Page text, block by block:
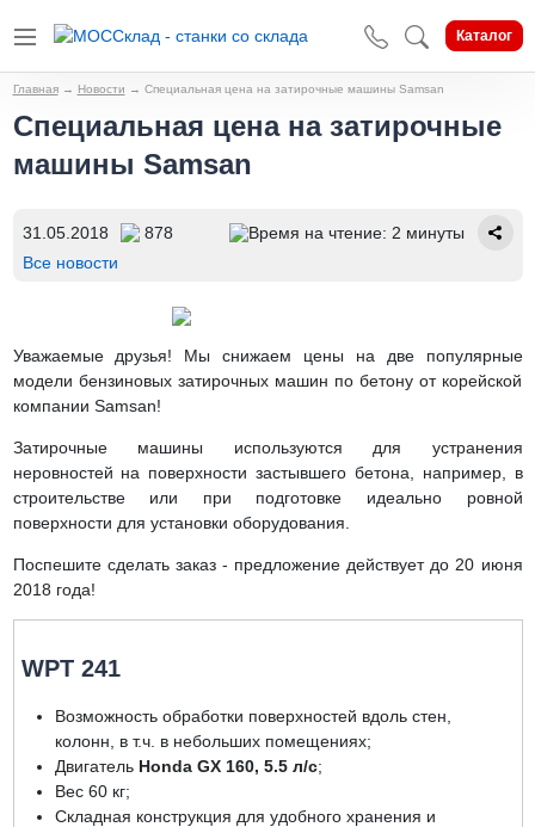
Каталог
Главная → Новости → Специальная цена на затирочные машины Samsan
Специальная цена на затирочные
машины Samsan
31.05.2018 878
Время на чтение: 2 минуты
Все новости
Уважаемые друзья! Мы снижаем цены на две популярные
модели бензиновых затирочных машин по бетону от корейской
компании Samsan!
Затирочные машины используются для устранения
неровностей на поверхности застывшего бетона, например, в
строительстве или при подготовке идеально ровной
поверхности для установки оборудования.
Поспешите сделать заказ - предложение действует до 20 июня
2018 года!
WPT 241
Возможность обработки поверхностей вдоль стен,
колонн, в т.ч. в небольших помещениях;
Двигатель Honda GX 160, 5.5 л/с;
Вес 60 кг;
Складная конструкция для удобного хранения и